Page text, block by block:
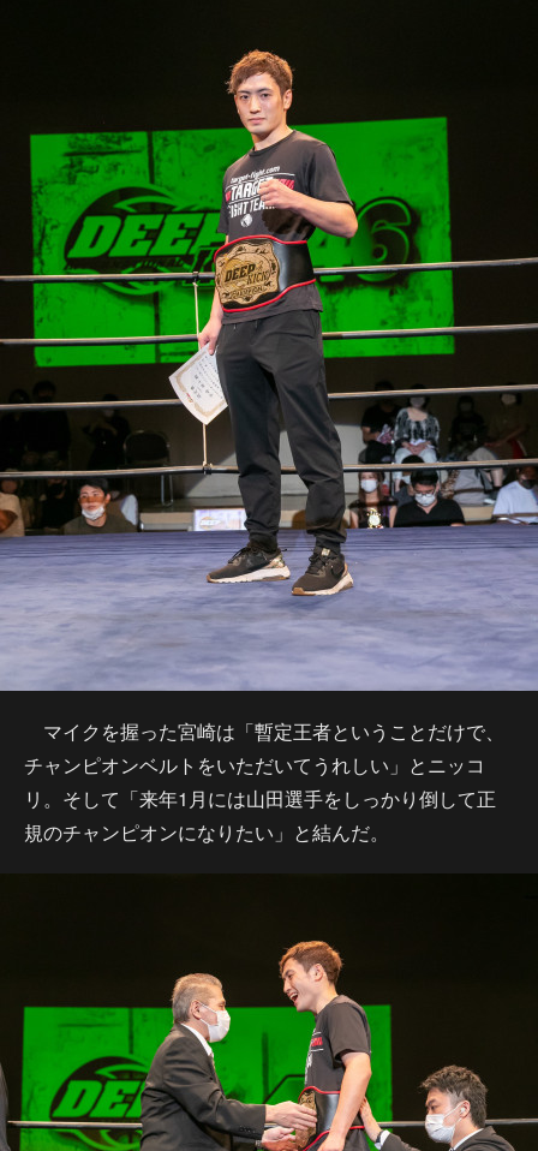
マイクを握った宮崎は「暫定王者ということだけで、
チャンピオンベルトをいただいてうれしい」とニッコ
リ。そして「来年1月には山田選手をしっかり倒して正
規のチャンピオンになりたい」と結んだ。